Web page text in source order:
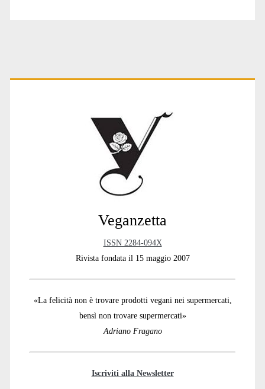
Primary
Veganzetta
ISSN 2284-094X
Rivista fondata il 15 maggio 2007
«La felicità non è trovare prodotti vegani nei supermercati,
bensì non trovare supermercati»
Adriano Fragano
Iscriviti alla Newsletter